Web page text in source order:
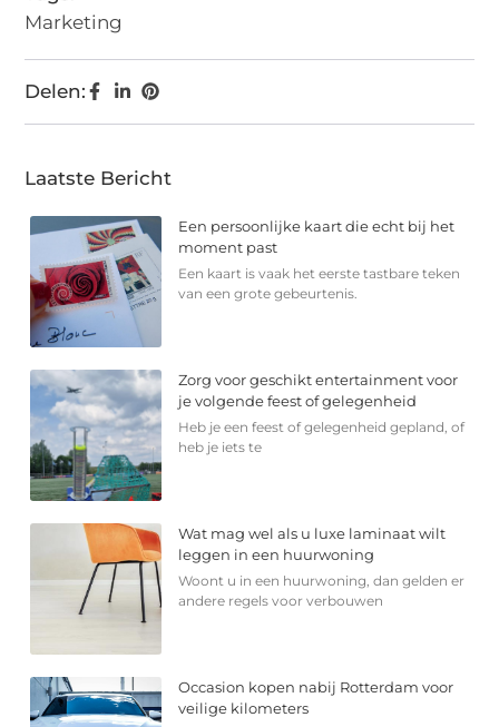
Marketing
Delen:
Laatste Bericht
Een persoonlijke kaart die echt bij het
moment past
Een kaart is vaak het eerste tastbare teken
van een grote gebeurtenis.
Zorg voor geschikt entertainment voor
je volgende feest of gelegenheid
Heb je een feest of gelegenheid gepland, of
heb je iets te
Wat mag wel als u luxe laminaat wilt
leggen in een huurwoning
Woont u in een huurwoning, dan gelden er
andere regels voor verbouwen
Occasion kopen nabij Rotterdam voor
veilige kilometers